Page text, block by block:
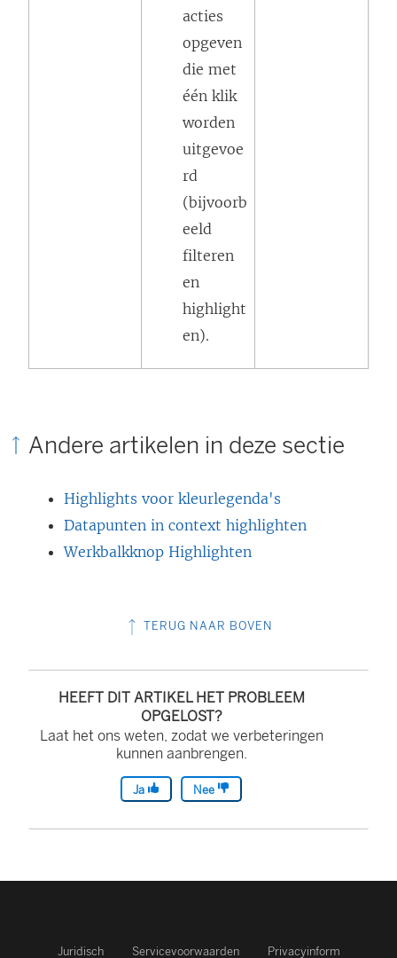
acties
opgeven
die met
één klik
worden
uitgevoe
rd
(bijvoorb
eeld
filteren
en
highlight
en).
Andere artikelen in deze sectie
Highlights voor kleurlegenda's
Datapunten in context highlighten
Werkbalkknop Highlighten
TERUG NAAR BOVEN
HEEFT DIT ARTIKEL HET PROBLEEM
OPGELOST?
Laat het ons weten, zodat we verbeteringen
kunnen aanbrengen.
Ja Nee
Juridisch Servicevoorwaarden Privacyinform